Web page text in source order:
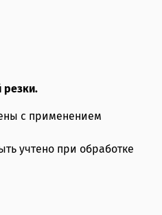
резки.
с применением
учтено при обработке